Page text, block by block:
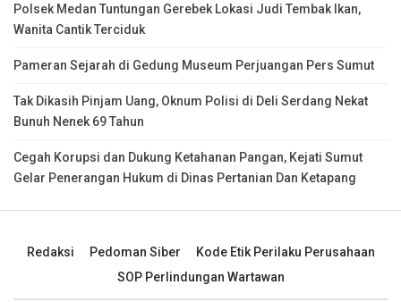
Polsek Medan Tuntungan Gerebek Lokasi Judi Tembak Ikan,
Wanita Cantik Terciduk
Pameran Sejarah di Gedung Museum Perjuangan Pers Sumut
Tak Dikasih Pinjam Uang, Oknum Polisi di Deli Serdang Nekat
Bunuh Nenek 69 Tahun
Cegah Korupsi dan Dukung Ketahanan Pangan, Kejati Sumut
Gelar Penerangan Hukum di Dinas Pertanian Dan Ketapang
Redaksi Pedoman Siber
Kode Etik Perilaku Perusahaan
SOP Perlindungan Wartawan